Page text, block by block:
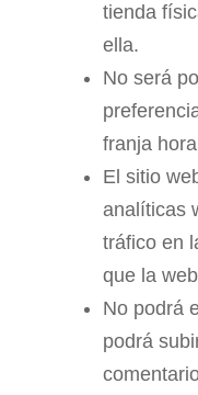
tienda
ella.
No será
franja
El sitio
analíticas
tráfico en
que la
No podrá
podrá